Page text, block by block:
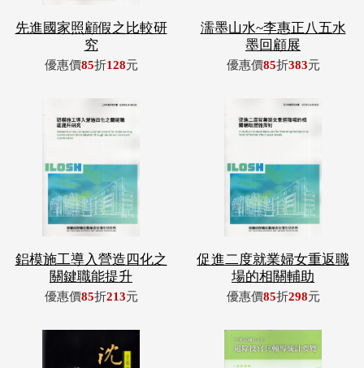
先進國家照顧假之比較研
究
優惠價85折128元
濡墨山水~李惠正八五水
墨回顧展
優惠價85折383元
鋁模施工導入營造四化之
關鍵職能提升
優惠價85折213元
促進二度就業婦女重返職
場的相關輔助
優惠價85折298元